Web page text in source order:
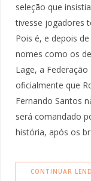
seleção que
tivesse jogadores
Pois é, e depois
nomes como os
Lage, a
oficialmente que
Fernando Santos
será comandado
história, após os
CONTINUAR